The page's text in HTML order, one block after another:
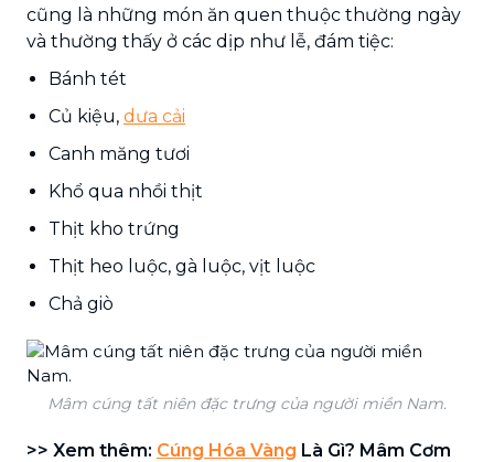
cũng là những món ăn quen thuộc thường ngày
và thường thấy ở các dịp như lễ, đám tiệc:
Bánh tét
Củ kiệu, dưa cải
Canh măng tươi
Khổ qua nhồi thịt
Thịt kho trứng
Thịt heo luộc, gà luộc, vịt luộc
Chả giò
Mâm cúng tất niên đặc trưng của người miền Nam.
>> Xem thêm: Cúng Hóa Vàng Là Gì? Mâm Cơm